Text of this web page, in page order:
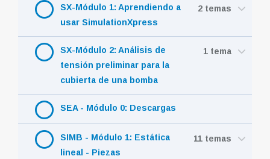
SX-Módulo 1: Aprendiendo a
usar SimulationXpress
2 temas
SX-Módulo 2: Análisis de
tensión preliminar para la
cubierta de una bomba
1 tema
SEA - Módulo 0: Descargas
SIMB - Módulo 1: Estática
lineal - Piezas
11 temas